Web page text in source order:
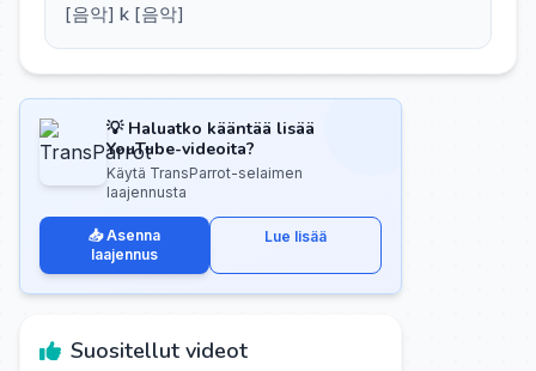
[음악] k [음악]
💡 Haluatko kääntää lisää
YouTube-videoita?
Käytä TransParrot-selaimen
laajennusta
📥 Asenna
laajennus
Lue lisää
Suositellut videot